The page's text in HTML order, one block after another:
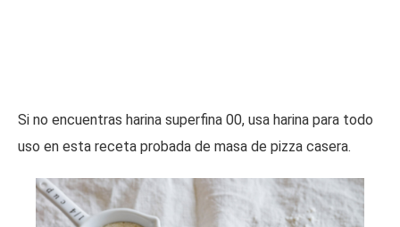
Si no encuentras harina superfina 00, usa harina para todo
uso en esta receta probada de masa de pizza casera.